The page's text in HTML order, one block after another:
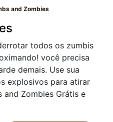
and Zombies
todos os zumbis
você precisa
demais. Use sua
explosivos para atirar
and Zombies Grátis e